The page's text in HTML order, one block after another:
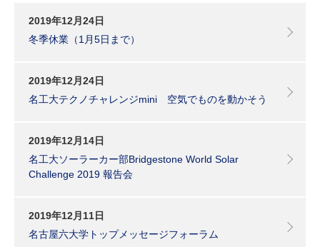
受験生
アクセス
キャンパスマップ 資料請求
2019年12月24日
冬季休業（1月5日まで）
2019年12月24日
名工大テクノチャレンジmini 空気でものを動かそう
2019年12月14日
名工大ソーラーカー部Bridgestone World Solar
Challenge 2019 報告会
2019年12月11日
名古屋六大学トップメッセージフォーラム